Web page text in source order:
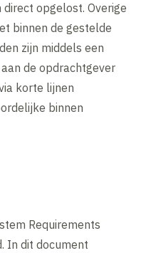
opgelost. Overige
binnen de gestelde
zijn middels een
de opdrachtgever
korte lijnen
binnen
Requirements
In dit document